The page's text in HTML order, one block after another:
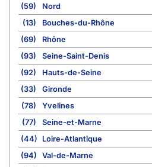
(59)
Nord
(13)
Bouches-du-Rhône
(69)
Rhône
(93)
Seine-Saint-Denis
(92)
Hauts-de-Seine
(33)
Gironde
(78)
Yvelines
(77)
Seine-et-Marne
(44)
Loire-Atlantique
(94)
Val-de-Marne